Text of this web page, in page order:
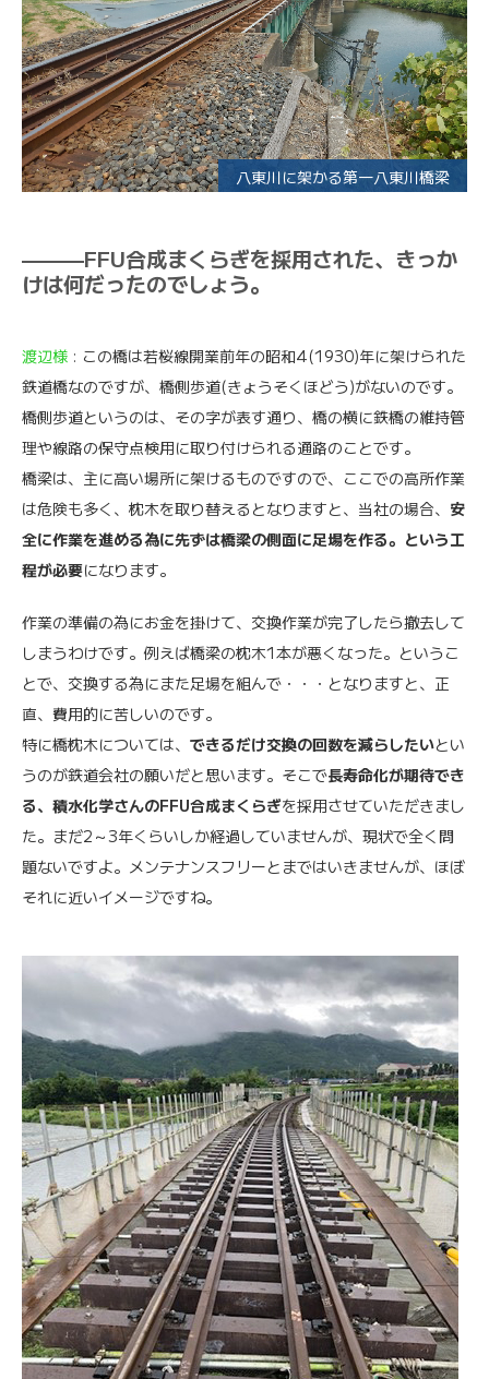
八東川に架かる第一八東川橋梁
———FFU合成まくらぎを採用された、きっか
けは何だったのでしょう。
渡辺様 : この橋は若桜線開業前年の昭和4(1930)年に架けられた
鉄道橋なのですが、橋側歩道(きょうそくほどう)がないのです。
橋側歩道というのは、その字が表す通り、橋の横に鉄橋の維持管
理や線路の保守点検用に取り付けられる通路のことです。
橋梁は、主に高い場所に架けるものですので、ここでの高所作業
は危険も多く、枕木を取り替えるとなりますと、当社の場合、 安
全に作業を進める為に先ずは橋梁の側面に足場を作る。という工
程が必要になります。
作業の準備の為にお金を掛けて、交換作業が完了したら撤去して
しまうわけです。例えば橋梁の枕木1本が悪くなった。というこ
とで、交換する為にまた足場を組んで・・・となりますと、正
直、費用的に苦しいのです。
特に橋枕木については、 できるだけ交換の回数を減らしたいとい
うのが鉄道会社の願いだと思います。そこで長寿命化が期待でき
る、積水化学さんのFFU合成まくらぎを採用させていただきまし
た。まだ2～3年くらいしか経過していませんが、現状で全く問
題ないですよ。メンテナンスフリーとまではいきませんが、ほぼ
それに近いイメージですね。